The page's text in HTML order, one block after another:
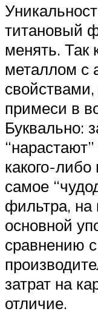
титановый
менять. Так
металлом с
примеси в
Буквально:
какого-
самое
фильтра, на
основной
сравнению
затрат на
отличие.